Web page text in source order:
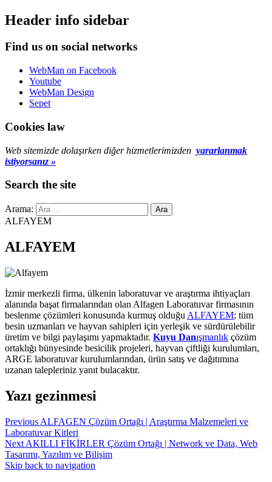
Header info sidebar
Find us on social networks
WebMan on Facebook
Youtube
WebMan Design
Sepet
Cookies law
Web sitemizde dolaşırken diğer hizmetlerimizden yararlanmak
istiyorsanız »
Search the site
Arama:
ALFAYEM
ALFAYEM
İzmir merkezli firma, ülkenin laboratuvar ve araştırma ihtiyaçları
alanında başat firmalarından olan Alfagen Laboratuvar firmasının
beslenme çözümleri konusunda kurmuş olduğu ALFAYEM; tüm
besin uzmanları ve hayvan sahipleri için yerleşik ve sürdürülebilir
üretim ve bilgi paylaşımı yapmaktadır. Kuyu Danışmanlık çözüm
ortaklığı bünyesinde besicilik projeleri, hayvan çiftliği kurulumları,
ARGE laboratuvar kurulumlarından, ürün satış ve dağıtımına
uzanan talepleriniz yanıt bulacaktır.
Yazı gezinmesi
Previous ALFAGEN Çözüm Ortağı | Araştırma Malzemeleri ve
Laboratuvar Kitleri
Next AKILLI FİKİRLER Çözüm Ortağı | Network ve Data, Web
Tasarımı, Yazılım ve Bilişim
Skip back to navigation